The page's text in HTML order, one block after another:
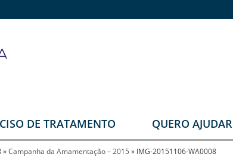
Estomia
DE TRATAMENTO QUERO AJUDAR
Faça sua doação
»Campanha da Amamentação – 2015 » IMG-20151106-WA0008